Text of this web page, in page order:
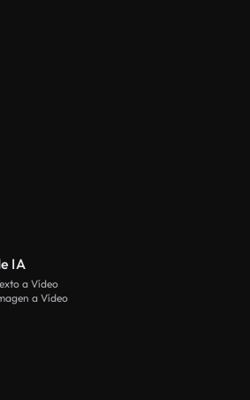
IA
a Vídeo
a Vídeo